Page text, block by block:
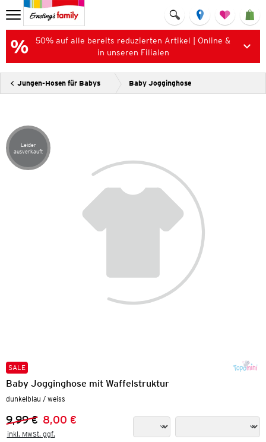
50% auf alle bereits reduzierten Artikel | Online &
in unseren Filialen
Jungen-Hosen für Babys Baby Jogginghose
Artikel leider ausverkauft
Leider
ausverkauft
SALE
Baby Jogginghose mit Waffelstruktur
dunkelblau / weiss
Vorheriger Preis:
9,99 €
Neuer Preis:
8,00 €
inkl. MwSt. ggf.